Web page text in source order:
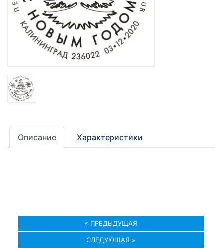
Описание Характеристики
« ПРЕДЫДУЩАЯ
СЛЕДУЮЩАЯ »